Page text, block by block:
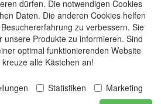
6
dürfen. Die notwendigen Cookies
Daten. Die anderen Cookies helfen
zu verbessern. Sie
unsere Produkte zu informieren. Sind
optimal funktionierenden Website
alle Kästchen an!
Statistiken
Marketing